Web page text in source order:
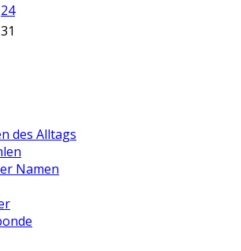
24
31
des Alltags
Namen